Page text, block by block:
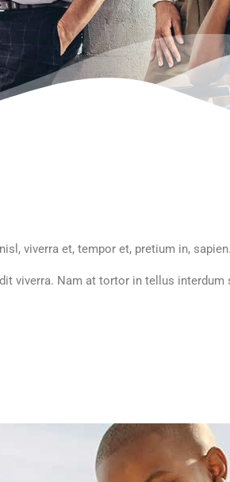
viverra et, tempor et, pretium in,
viverra. Nam at tortor in tellus interdum